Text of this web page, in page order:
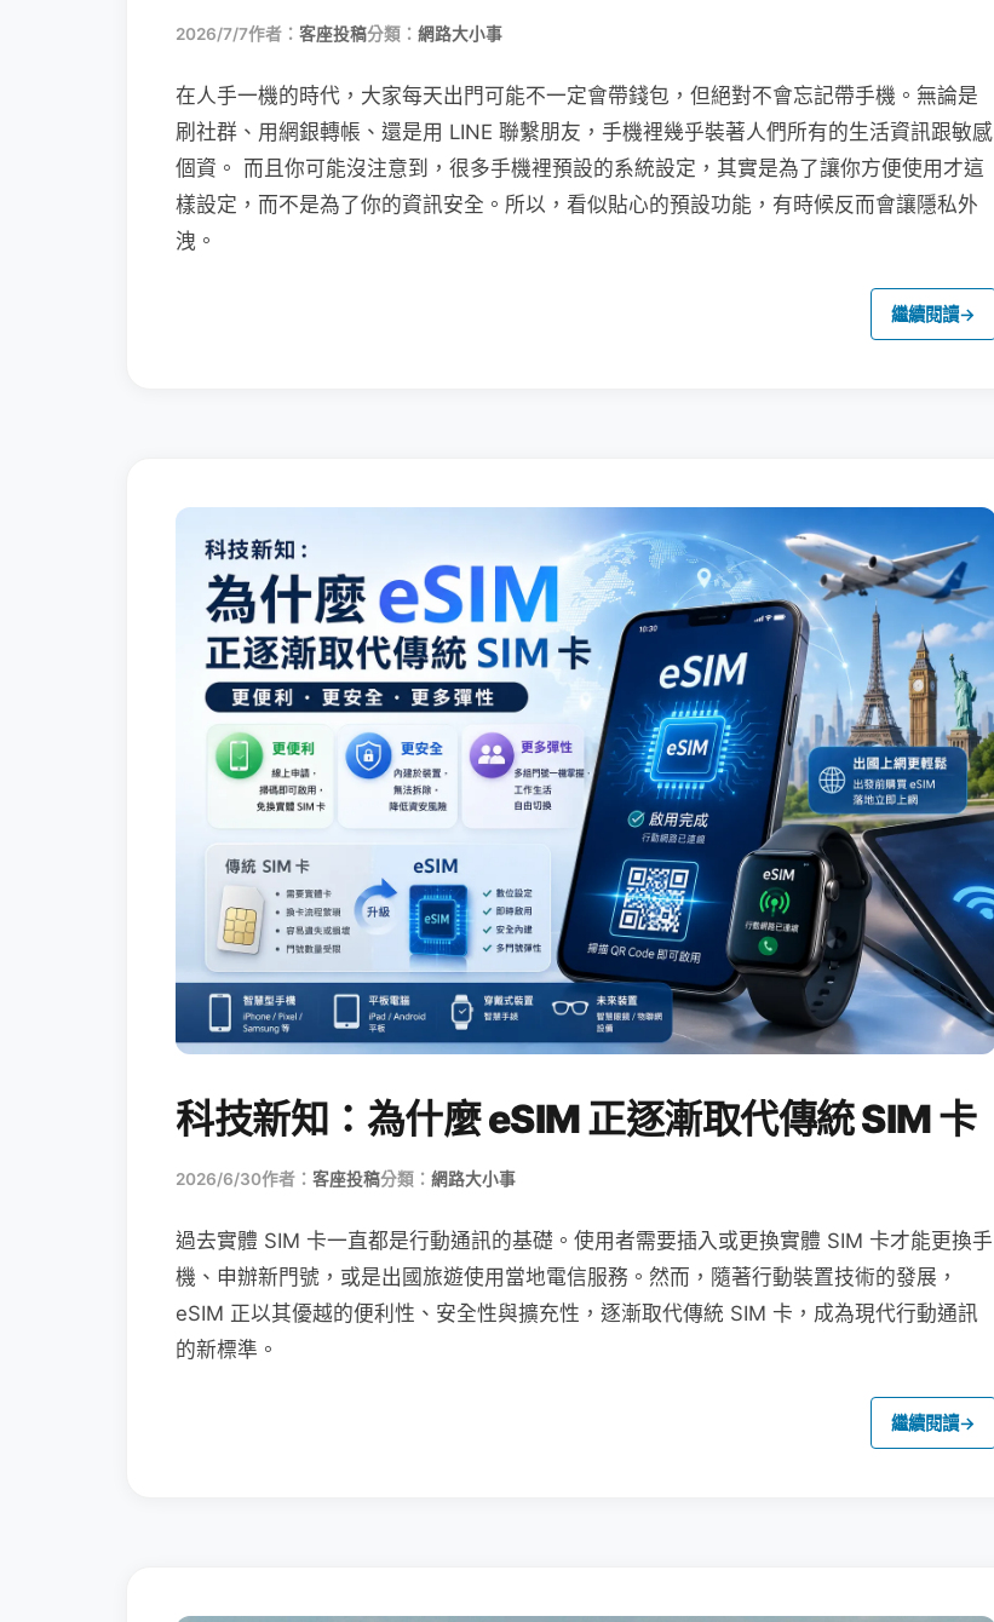
2026/7/7作者： 客座投稿分類： 網路大小事
在人手一機的時代，大家每天出門可能不一定會帶錢包，但絕對不會忘記帶手機。無論是
刷社群、用網銀轉帳、還是用 LINE 聯繫朋友，手機裡幾乎裝著人們所有的生活資訊跟敏感
個資。 而且你可能沒注意到，很多手機裡預設的系統設定，其實是為了讓你方便使用才這
樣設定，而不是為了你的資訊安全。所以，看似貼心的預設功能，有時候反而會讓隱私外
洩。
繼續閱讀→
科技新知：為什麼 eSIM 正逐漸取代傳統 SIM 卡
2026/6/30作者： 客座投稿分類： 網路大小事
過去實體 SIM 卡一直都是行動通訊的基礎。使用者需要插入或更換實體 SIM 卡才能更換手
機、申辦新門號，或是出國旅遊使用當地電信服務。然而，隨著行動裝置技術的發展，
eSIM 正以其優越的便利性、安全性與擴充性，逐漸取代傳統 SIM 卡，成為現代行動通訊
的新標準。
繼續閱讀→